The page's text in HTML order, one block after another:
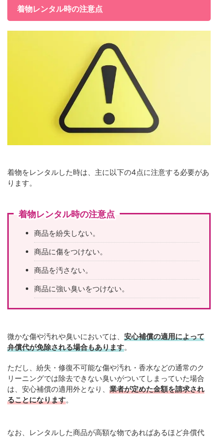
着物レンタル時の注意点
着物をレンタルした時は、主に以下の4点に注意する必要があ
ります。
着物レンタル時の注意点
商品を紛失しない。
商品に傷をつけない。
商品を汚さない。
商品に強い臭いをつけない。
微かな傷や汚れや臭いにおいては、 安心補償の適用によって
弁償代が免除される場合もあります。
ただし、紛失・修復不可能な傷や汚れ・香水などの通常のク
リーニングでは除去できない臭いがついてしまっていた場合
は、安心補償の適用外となり、 業者が定めた金額を請求され
ることになります。
なお、レンタルした商品が高額な物であればあるほど弁償代